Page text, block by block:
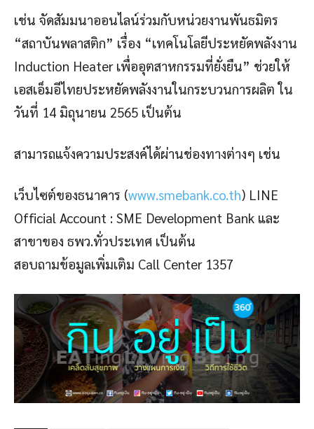
เช่น จัดสัมมนาออนไลน์ร่วมกับหน่วยงานพันธมิตร
“สถาบันพลาสติก” เรื่อง “เทคโนโลยีประหยัดพลังงาน
Induction Heater เพื่ออุตสาหกรรมที่ยั่งยืน” ช่วยให้
เอสเอ็มอีไทยประหยัดพลังงานในกระบวนการผลิต ใน
วันที่ 14 มิถุนายน 2565 เป็นต้น
สามารถแจ้งความประสงค์ได้ผ่านช่องทางต่างๆ เช่น
เว็บไซต์ของธนาคาร (www.smebank.co.th) LINE
Official Account : SME Development Bank และ
สาขาของ ธพว.ทั่วประเทศ เป็นต้น
สอบถามข้อมูลเพิ่มเติม Call Center 1357